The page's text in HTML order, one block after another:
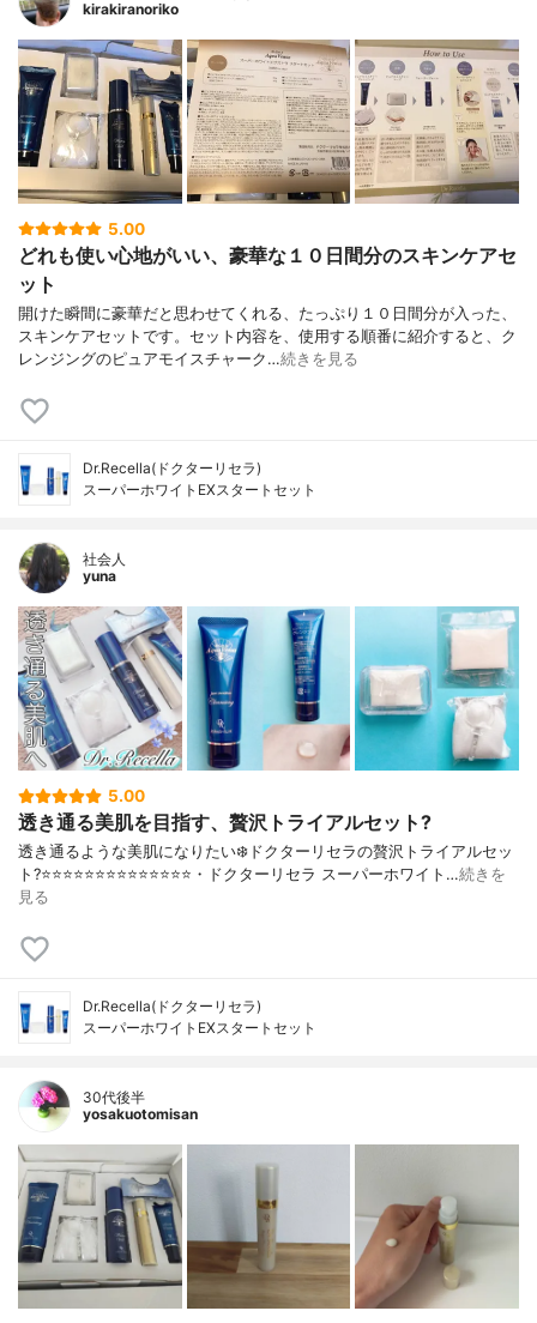
kirakiranoriko
5.00
どれも使い心地がいい、豪華な１０日間分のスキンケアセ
ット
開けた瞬間に豪華だと思わせてくれる、たっぷり１０日間分が入った、
スキンケアセットです。セット内容を、使用する順番に紹介すると、ク
レンジングのピュアモイスチャーク…続きを見る
Dr.Recella(ドクターリセラ)
スーパーホワイトEXスタートセット
社会人
yuna
5.00
透き通る美肌を目指す、贅沢トライアルセット?
透き通るような美肌になりたい❄️ドクターリセラの贅沢トライアルセッ
ト?⭐️⭐️⭐️⭐️⭐️⭐️⭐️⭐️⭐️⭐️⭐️⭐️⭐️⭐️・ドクターリセラ スーパーホワイト…続きを
見る
Dr.Recella(ドクターリセラ)
スーパーホワイトEXスタートセット
30代後半
yosakuotomisan